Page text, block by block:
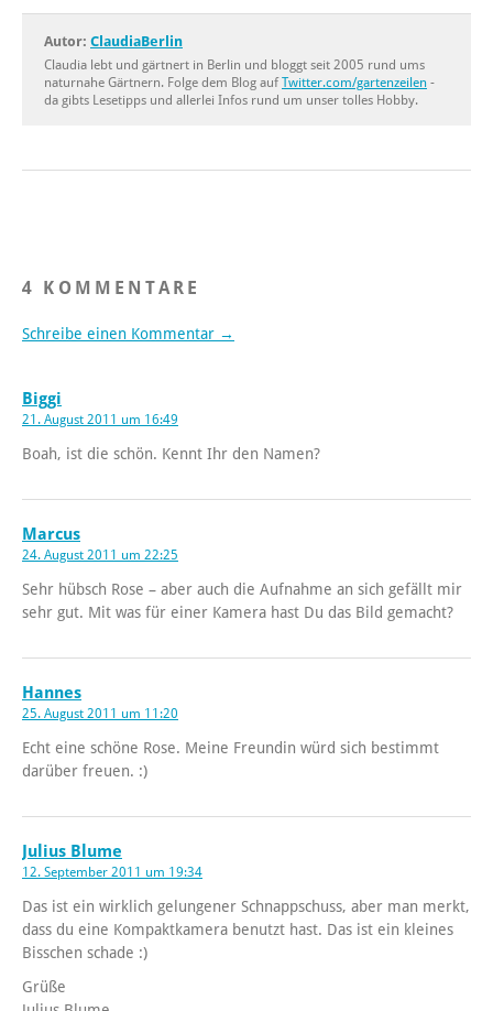
Autor: ClaudiaBerlin
Claudia lebt und gärtnert in Berlin und bloggt seit 2005 rund ums
naturnahe Gärtnern. Folge dem Blog aufTwitter.com/gartenzeilen -
da gibts Lesetipps und allerlei Infos rund um unser tolles Hobby.
4 KOMMENTARE
Schreibe einen Kommentar →
Biggi
21. August 2011 um 16:49
Boah, ist die schön. Kennt Ihr den Namen?
Marcus
24. August 2011 um 22:25
Sehr hübsch Rose – aber auch die Aufnahme an sich gefällt mir
sehr gut. Mit was für einer Kamera hast Du das Bild gemacht?
Hannes
25. August 2011 um 11:20
Echt eine schöne Rose. Meine Freundin würd sich bestimmt
darüber freuen. :)
Julius Blume
12. September 2011 um 19:34
Das ist ein wirklich gelungener Schnappschuss, aber man merkt,
dass du eine Kompaktkamera benutzt hast. Das ist ein kleines
Bisschen schade :)
Grüße